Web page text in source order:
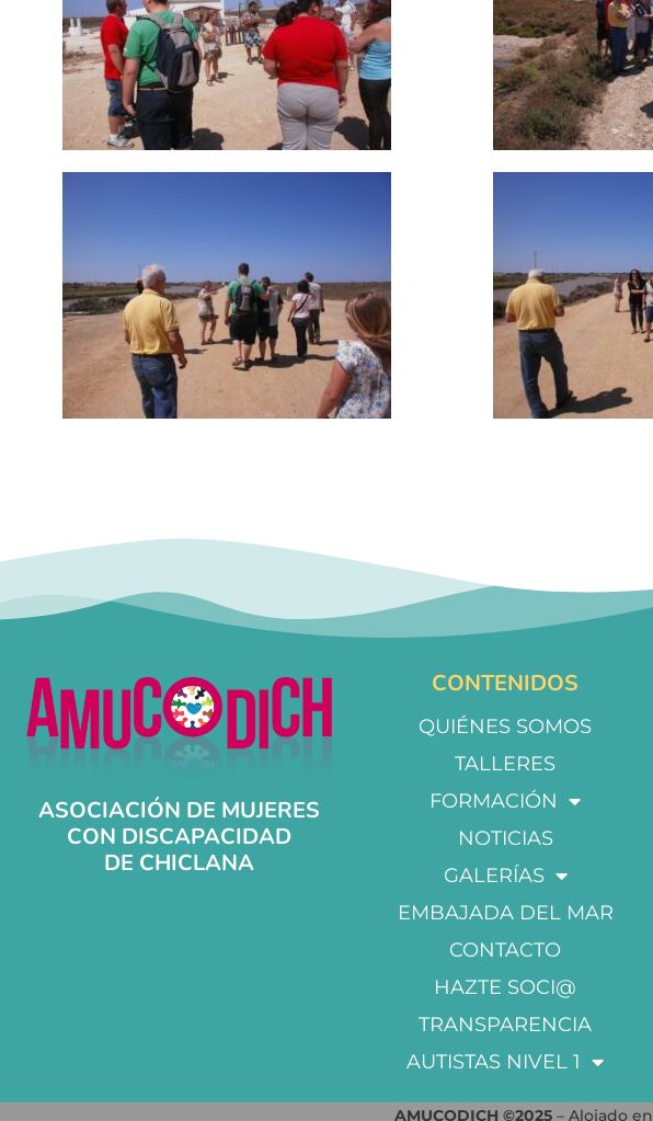
ASOCIACIÓN DE MUJERES
CON DISCAPACIDAD
DE CHICLANA
CONTENIDOS
QUIÉNES SOMOS
TALLERES
FORMACIÓN
NOTICIAS
GALERÍAS
EMBAJADA DEL MAR
CONTACTO
HAZTE SOCI@
TRANSPARENCIA
AUTISTAS NIVEL 1
AMUCODICH ©2025 – Alojado en